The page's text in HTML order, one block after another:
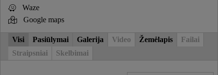
Waze
Google maps
Visi Pasiūlymai Galerija Video Žemėlapis
Failai
Straipsniai
Skelbimai